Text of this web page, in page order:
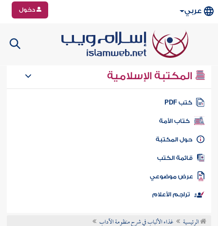
عربي دخول
المكتبة الإسلامية
كتب PDF
كتاب الأمة
المكتبة
الكتب
موضوعي
تراجم الأعلام
الرئيسية
غذاء الألباب في شرح منظومة الآداب